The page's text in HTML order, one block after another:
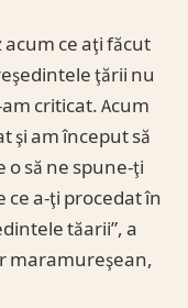
ce aţi făcut
ţării nu
criticat. Acum
şi am început să
să ne spune-ţi
ce a-ţi procedat în
tăarii”, a
maramureşean,